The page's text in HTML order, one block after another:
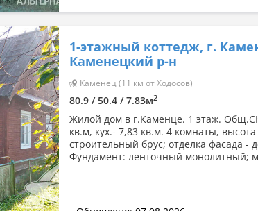
1-этажный коттедж, г.
Каменецкий р-н
Каменец (11 км от Ходосов)
80.9 / 50.4 / 7.83м2
Жилой дом в г.Каменце. 1 этаж.
кв.м, кух.- 7,83 кв.м. 4 комнаты,
строительный брус; отделка фасада
Фундамент: ленточный монолитный;